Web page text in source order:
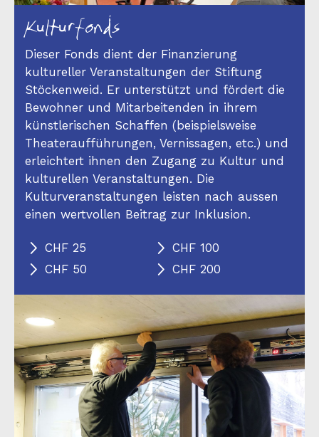
Kulturfonds
Dieser Fonds dient der Finanzierung
kultureller Veranstaltungen der Stiftung
Stöckenweid. Er unterstützt und fördert die
Bewohner und Mitarbeitenden in ihrem
künstlerischen Schaffen (beispielsweise
Theateraufführungen, Vernissagen, etc.) und
erleichtert ihnen den Zugang zu Kultur und
kulturellen Veranstaltungen. Die
Kulturveranstaltungen leisten nach aussen
einen wertvollen Beitrag zur Inklusion.
CHF 25
CHF 50
CHF 100
CHF 200